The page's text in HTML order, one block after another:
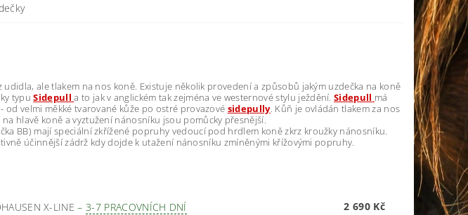
ale tlakem na nos koně. Existuje několik provedení a způsobů jakým uzdečka na koně
typuSidepull a to jak v anglickém tak zejména ve westernové stylu ježdění.Sidepull má
velmi měkké tvarované kůže po ostré provazové sidepully. Kůň je ovládán tlakem za nos
hlavě koně a vyztužení nánosníku jsou pomůcky přesnější.
BB) mají speciální zkřížené popruhy vedoucí pod hrdlem koně zkrz kroužky nánosníku.
účinnější zádrž kdy dojde k utažení nánosníku zmíněnými křížovými popruhy.
X-LINE– 3-7 PRACOVNÍCH DNÍ 2 690 Kč